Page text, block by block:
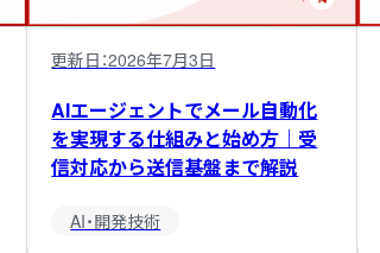
更新日：2026年7月3日
AIエージェントでメール自動化
を実現する仕組みと始め方｜受
信対応から送信基盤まで解説
AI・開発技術